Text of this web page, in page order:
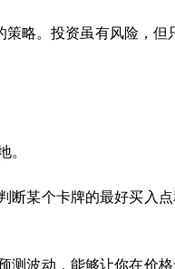
略。投资虽有风险，但
。
某个卡牌的最好买入
波动，能够让你在价格